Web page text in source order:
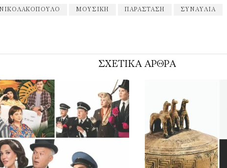
ΜΟΥΣΙΚΉ ΠΑΡΆΣΤΑΣΗ ΣΥΝΑΥΛΊΑ
ΣΧΕΤΙΚΑ ΑΡΘΡΑ